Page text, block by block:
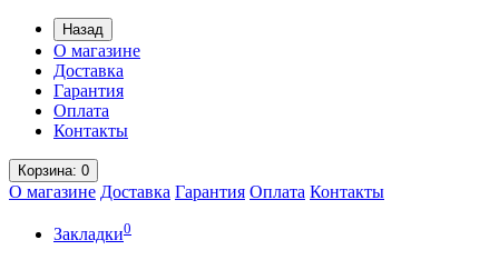
Назад
О магазине
Доставка
Гарантия
Оплата
Контакты
Корзина: 0
О магазине Доставка Гарантия Оплата Контакты
Закладки0